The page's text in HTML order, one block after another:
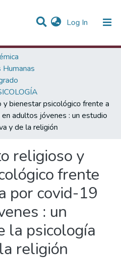
Log In (current)
bienestar psicológico frente a
adultos jóvenes : un estudio
y de la religión
religioso y
frente
por covid-19
: un
la psicología
religión